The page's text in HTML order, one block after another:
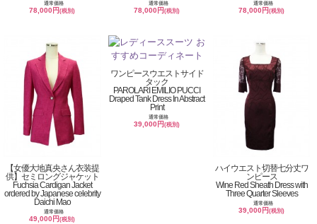
通常価格
78,000円(税別)
通常価格
78,000円(税別)
通常価格
78,000円(税別)
【女優大地真央さん衣装提
供】セミロングジャケット
Fuchsia Cardigan Jacket
ordered by Japanese celebrity
Daichi Mao
通常価格
49,000円(税別)
ワンピースウエストサイド
タック
PAROLARI EMILIO PUCCI
Draped Tank Dress In Abstract
Print
通常価格
39,000円(税別)
ハイウエスト切替七分丈ワ
ンピース
Wine Red Sheath Dress with
Three Quarter Sleeves
通常価格
39,000円(税別)